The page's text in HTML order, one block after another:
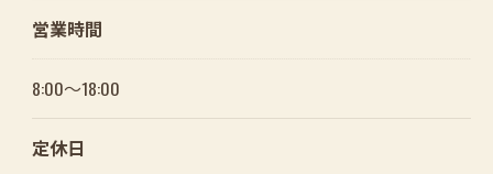
営業時間
8:00～18:00
定休日